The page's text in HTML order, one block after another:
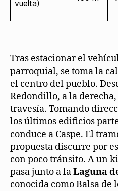
vuelta)
Tras estacionar el
parroquial, se toma la
el centro del pueblo.
Redondillo, a la
travesía. Tomando
los últimos edificios
conduce a Caspe. El
propuesta discurre por
con poco tránsito. A un
pasa junto a laLaguna
conocida como Balsa de